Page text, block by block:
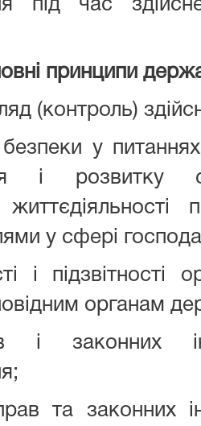
під час
принципи
(контроль)
безпеки у
і розвитку
у сфері
і підзвітності
органам
і законних
та законних